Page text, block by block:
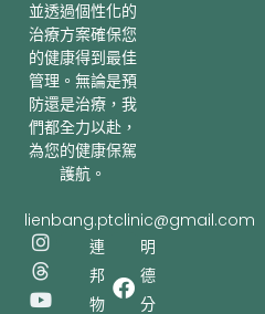
並透過個性化的
治療方案確保您
的健康得到最佳
管理。無論是預
防還是治療，我
們都全力以赴，
為您的健康保駕
護航。
lienbang.ptclinic@gmail.com
I
n
s
t
T
h
r
e
Y
o
u
t
連
邦
物
明
德
分